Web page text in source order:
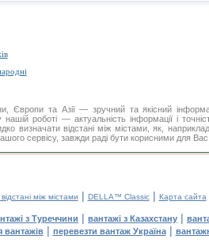
Європи та Азії — зручний та якісний
роботі — актуальність інформації і
визначати відстані між містами, як,
сервісу, завжди раді бути корисними для Вас!
між містами | DELLA™ Classic| Карта сайта
з Туреччини | вантажі з Казахстану |
вантажів| перевезти вантаж Україна|